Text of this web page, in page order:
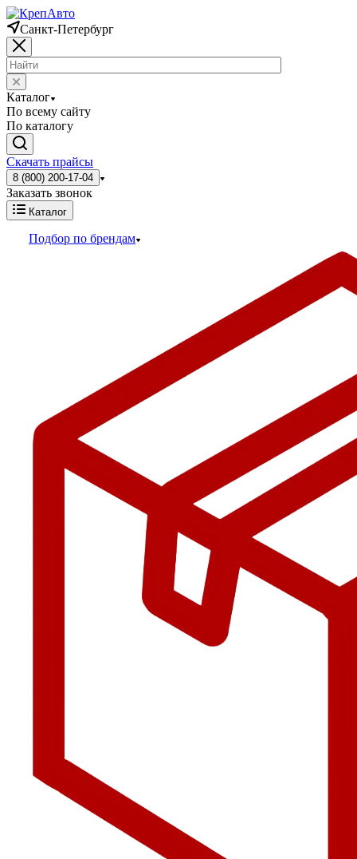
Санкт-Петербург
Каталог
По всему сайту
По каталогу
Скачать прайсы
8 (800) 200-17-04
Заказать звонок
Каталог
Подбор по брендам